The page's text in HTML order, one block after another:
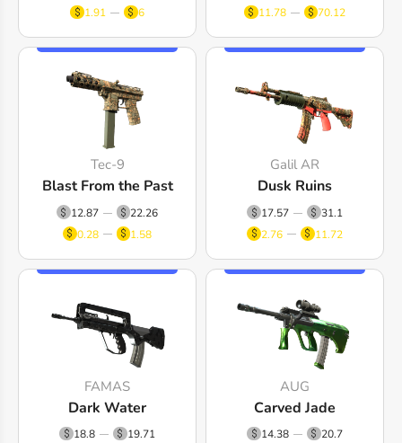
1.91
6
11.78
70.12
Tec-9
Blast From the Past
12.87
22.26
0.28
1.58
Galil AR
Dusk Ruins
17.57
31.1
2.76
11.72
FAMAS
Dark Water
18.8 19.71
AUG
Carved Jade
14.38 20.7